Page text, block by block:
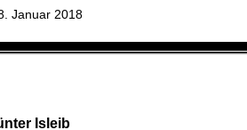
Januar 2018
Isleib